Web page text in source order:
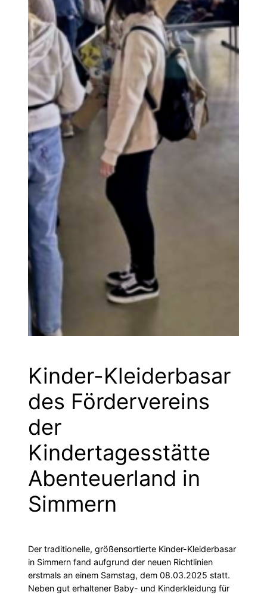
Kinder-Kleiderbasar
des Fördervereins
der
Kindertagesstätte
Abenteuerland in
Simmern
Der traditionelle, größensortierte Kinder-Kleiderbasar
in Simmern fand aufgrund der neuen Richtlinien
erstmals an einem Samstag, dem 08.03.2025 statt.
Neben gut erhaltener Baby- und Kinderkleidung für